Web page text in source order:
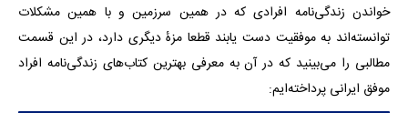
خواندن زندگی‌نامه افرادی که در همین سرزمین و با همین مشکلات
توانسته‌اند به موفقیت دست یابند قطعا مزه‌ٔ دیگری دارد، در این قسمت
مطالبی را می‌بینید که در آن به معرفی بهترین کتاب‌های زندگی‌نامه افراد
موفق ایرانی پرداخته‌ایم: